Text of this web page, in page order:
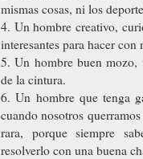
mismas cosas, ni los
4. Un hombre creativo,
interesantes para hacer
5. Un hombre buen
de la cintura.
6. Un hombre que tenga
cuando nosotros
rara, porque siempre
resolverlo con una buena